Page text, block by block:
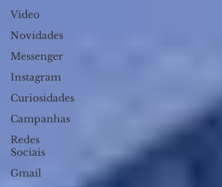
Video
Novidades
Messenger
Instagram
Curiosidades
Campanhas
Redes
Sociais
Gmail